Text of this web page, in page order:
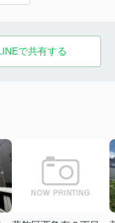
で共有する